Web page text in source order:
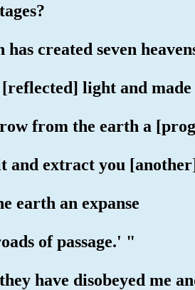
created seven
light and
from the earth a
extract you
earth an expanse
of passage.' "
have disobeyed me